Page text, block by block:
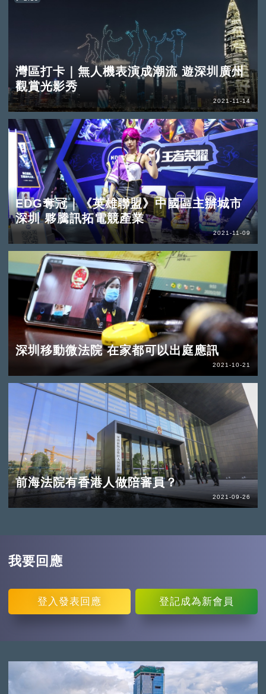
灣區打卡｜無人機表演成潮流 遊深圳廣州
觀賞光影秀
2021-11-14
EDG奪冠｜《英雄聯盟》中國區主辦城市
深圳 夥騰訊拓電競產業
2021-11-09
深圳移動微法院 在家都可以出庭應訊
2021-10-21
前海法院有香港人做陪審員？
2021-09-26
我要回應
登入 發表回應 登記成為新會員